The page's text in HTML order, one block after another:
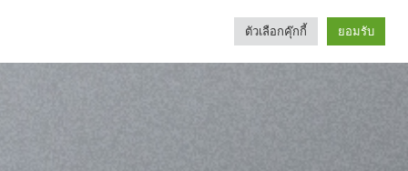
Categories
ตัวเลือกคุ๊กกี้ ยอมรับ